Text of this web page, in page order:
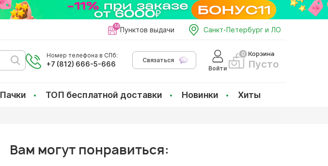
Пунктов выдачи Санкт-Петербург и ЛО
Номер телефона в СПб:
+7 (812) 666-5-666
Связаться
Войти
Корзина
Пусто
Пачки ТОП бесплатной доставки Новинки Хиты
Вам могут понравиться: